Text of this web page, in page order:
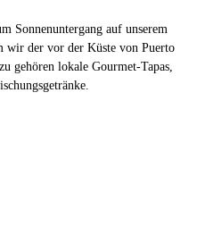
Sonnenuntergang auf unserem
wir der vor der Küste von Puerto
gehören lokale Gourmet-Tapas,